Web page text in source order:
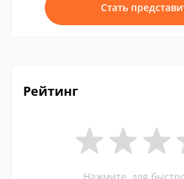
Стать
Рейтинг